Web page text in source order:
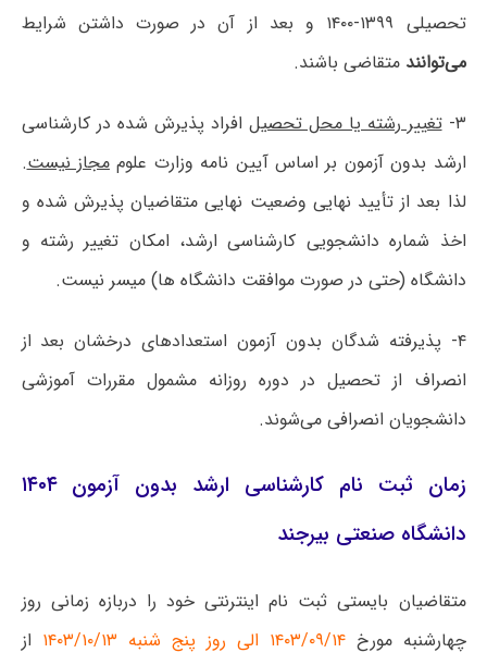
تحصیلی ۱۳۹۹-۱۴۰۰ و بعد از آن در صورت داشتن شرایط
می‌توانند متقاضی باشند.
۳- تغییر رشته یا محل تحصیل افراد پذیرش شده در کارشناسی
ارشد بدون آزمون بر اساس آیین نامه وزارت علوممجاز نیست.
لذا بعد از تأیید نهایی وضعیت نهایی متقاضیان پذیرش شده و
اخذ شماره دانشجویی کارشناسی ارشد، امکان تغییر رشته و
دانشگاه (حتی در صورت موافقت دانشگاه ها) میسر نیست.
۴- پذیرفته شدگان بدون آزمون استعدادهای درخشان بعد از
انصراف از تحصیل در دوره روزانه مشمول مقررات آموزشی
دانشجویان انصرافی می‌شوند.
زمان ثبت نام کارشناسی ارشد بدون آزمون ۱۴۰۴
دانشگاه صنعتی بیرجند
متقاضیان بایستی ثبت نام اینترنتی خود را دربازه زمانی روز
چهارشنبه مورخ۱۴۰۳/۰۹/۱۴ الی روز پنج شنبه ۱۴۰۳/۱۰/۱۳
از